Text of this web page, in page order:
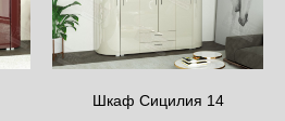
Шкаф Сицилия 14